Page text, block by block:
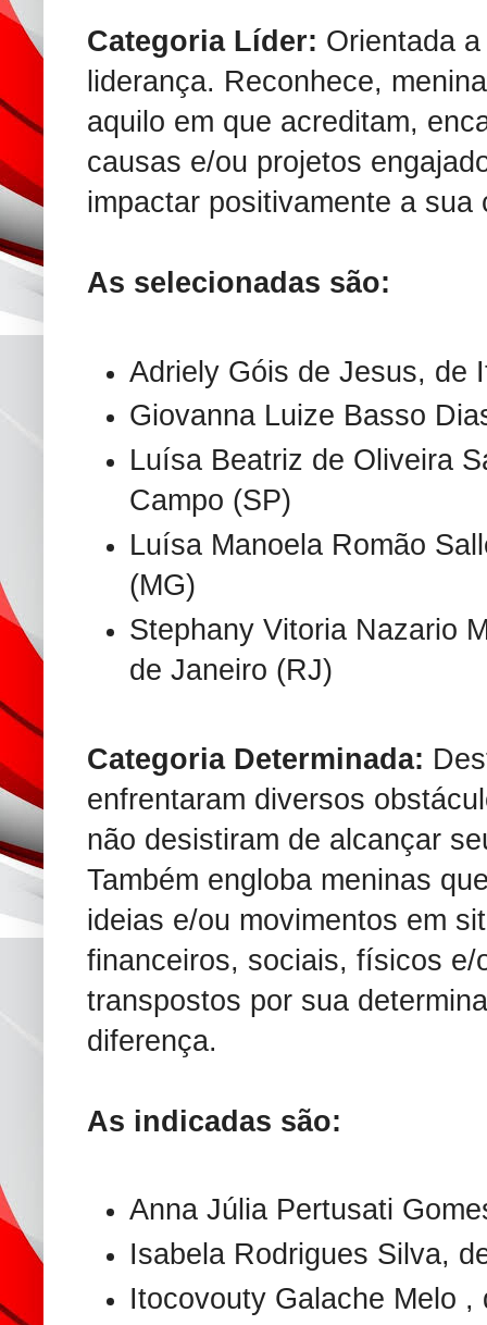
Categoria Líder: Orientada
liderança. Reconhece,
aquilo em que acreditam,
causas e/ou projetos
impactar positivamente a sua
As selecionadas são:
Adriely Góis de Jesus, de
Giovanna Luize Basso
Luísa Beatriz de Oliveira
Campo (SP)
Luísa Manoela Romão
(MG)
Stephany Vitoria Nazario
de Janeiro (RJ)
Categoria Determinada:
enfrentaram diversos
não desistiram de alcançar
Também engloba meninas
ideias e/ou movimentos em
financeiros, sociais, físicos
transpostos por sua
diferença.
As indicadas são:
Anna Júlia Pertusati
Isabela Rodrigues Silva,
Itocovouty Galache Melo